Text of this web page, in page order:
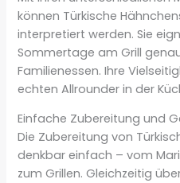
können Türkische
interpretiert werden. Sie
Sommertage am Grill
Familienessen. Ihre
echten Allrounder in der
Einfache Zubereitung und
Die Zubereitung von
denkbar einfach – vom
zum Grillen. Gleichzeitig